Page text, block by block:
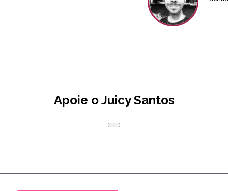
Apoie o Juicy Santos